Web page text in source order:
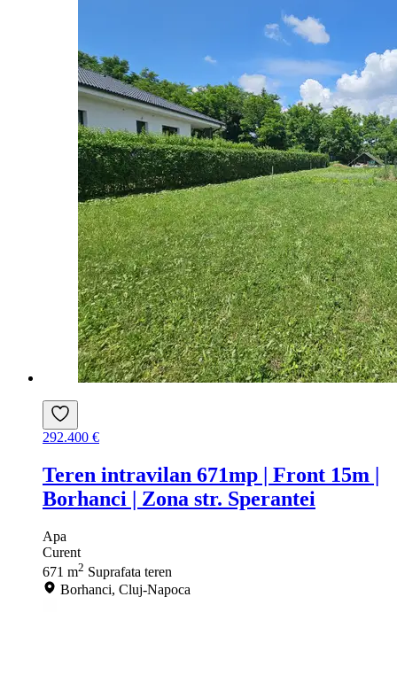
292.400 €
Teren intravilan 671mp | Front 15m |
Borhanci | Zona str. Sperantei
Apa
Curent
671 m2 Suprafata teren
Borhanci, Cluj-Napoca